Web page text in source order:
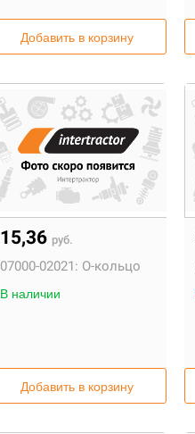
Добавить в корзину
15,36 руб.
07000-02021: О-кольцо
В наличии
Добавить в корзину